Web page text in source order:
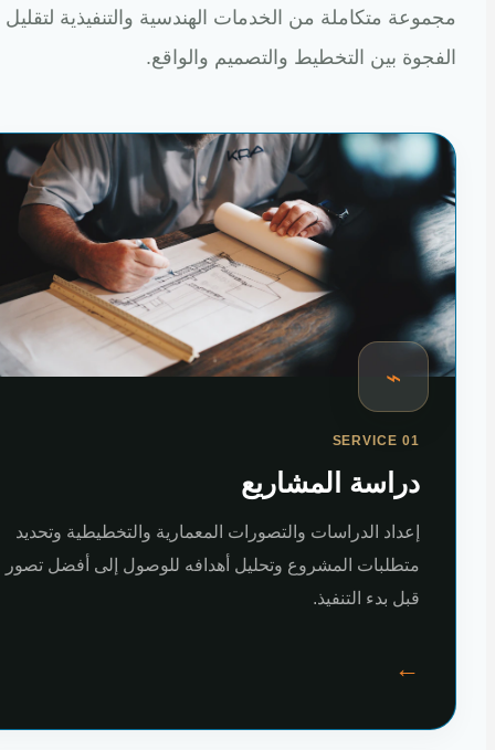
متكاملة من الخدمات الهندسية والتنفيذية لتقليل
بين التخطيط والتصميم والواقع.
⌁
SERVICE 01
دراسة المشاريع
إعداد الدراسات والتصورات المعمارية والتخطيطية وتحديد
متطلبات المشروع وتحليل أهدافه للوصول إلى أفضل تصور
قبل بدء التنفيذ.